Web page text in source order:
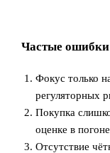
Частые ошибки
Фокус только
регуляторных
Покупка
оценке в
Отсутствие